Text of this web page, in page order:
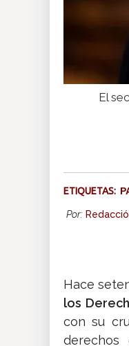
El
ETIQUETAS:
Por:
Hace
los
con su